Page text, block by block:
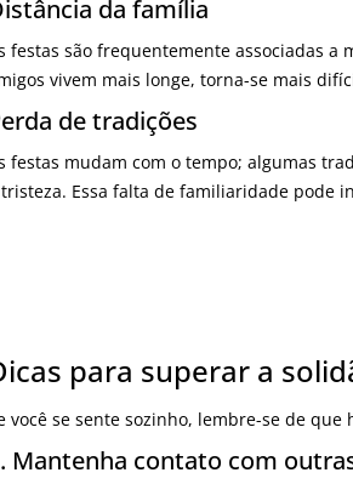
da família
festas são frequentemente associadas a
vivem mais longe, torna-se mais
de tradições
festas mudam com o tempo; algumas
Essa falta de familiaridade pode
para superar a
você se sente sozinho, lembre-se de
Mantenha contato com